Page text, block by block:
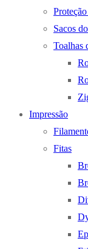
Sacos
Toalhas
Impressão
Fitas